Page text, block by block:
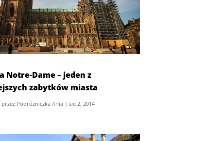
Notre-Dame – jeden z
zabytków miasta
Podróżniczka Ania| sie 2, 2014